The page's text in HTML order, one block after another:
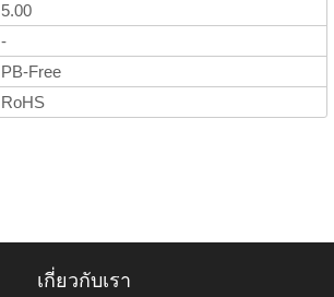
5.00
-
PB-Free
RoHS
เกี่ยวกับเรา